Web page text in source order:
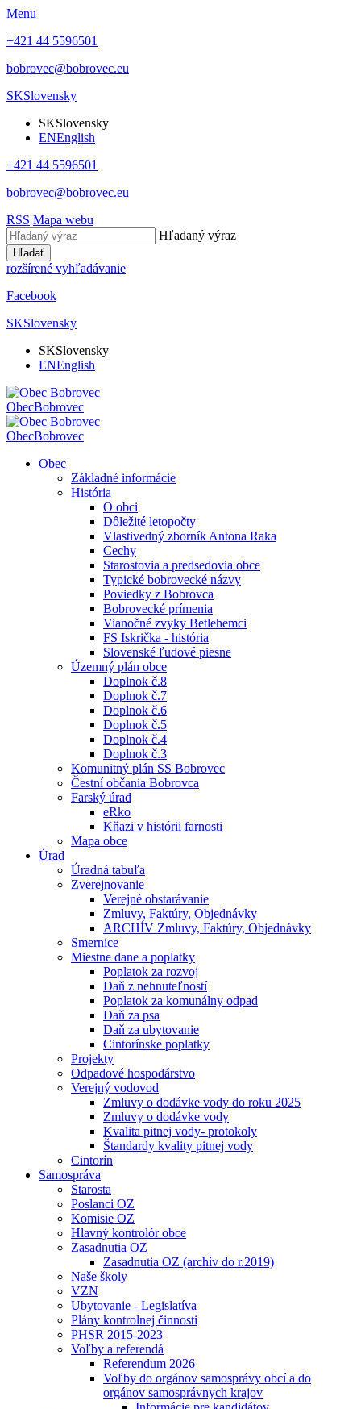
Menu
+421 44 5596501
bobrovec@bobrovec.eu
SKSlovensky
SKSlovensky
ENEnglish
+421 44 5596501
bobrovec@bobrovec.eu
RSS Mapa webu
Hľadaný výraz
Hľadať
rozšírené vyhľadávanie
Facebook
SKSlovensky
SKSlovensky
ENEnglish
ObecBobrovec
ObecBobrovec
Obec
Základné informácie
História
O obci
Dôležité letopočty
Vlastivedný zborník Antona Raka
Cechy
Starostovia a predsedovia obce
Typické bobrovecké názvy
Poviedky z Bobrovca
Bobrovecké prímenia
Vianočné zvyky Betlehemci
FS Iskrička - história
Slovenské ľudové piesne
Územný plán obce
Doplnok č.8
Doplnok č.7
Doplnok č.6
Doplnok č.5
Doplnok č.4
Doplnok č.3
Komunitný plán SS Bobrovec
Čestní občania Bobrovca
Farský úrad
eRko
Kňazi v histórii farnosti
Mapa obce
Úrad
Úradná tabuľa
Zverejnovanie
Verejné obstarávanie
Zmluvy, Faktúry, Objednávky
ARCHÍV Zmluvy, Faktúry, Objednávky
Smernice
Miestne dane a poplatky
Poplatok za rozvoj
Daň z nehnuteľností
Poplatok za komunálny odpad
Daň za psa
Daň za ubytovanie
Cintorínske poplatky
Projekty
Odpadové hospodárstvo
Verejný vodovod
Zmluvy o dodávke vody do roku 2025
Zmluvy o dodávke vody
Kvalita pitnej vody- protokoly
Štandardy kvality pitnej vody
Cintorín
Samospráva
Starosta
Poslanci OZ
Komisie OZ
Hlavný kontrolór obce
Zasadnutia OZ
Zasadnutia OZ (archív do r.2019)
Naše školy
VZN
Ubytovanie - Legislatíva
Plány kontrolnej činnosti
PHSR 2015-2023
Voľby a referendá
Referendum 2026
Voľby do orgánov samosprávy obcí a do
orgánov samosprávnych krajov